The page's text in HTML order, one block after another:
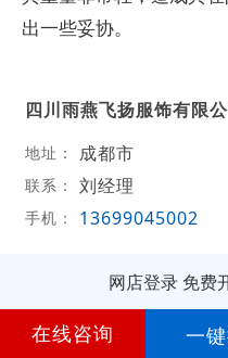
出一些妥协。
四川雨燕飞扬服饰有限
地址： 成都市
联系： 刘经理
手机： 13699045002
网店登录 免费
在线咨询 一